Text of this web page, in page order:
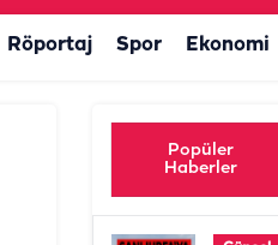
Röportaj Spor Ekonomi
Popüler
Haberler